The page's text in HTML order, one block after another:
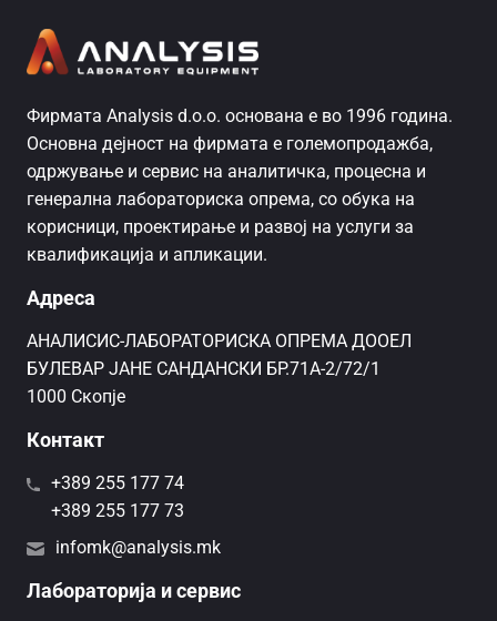
Фирмата Analysis d.o.o. основана е во 1996 година.
Основна дејност на фирмата е големопродажба,
одржување и сервис на аналитичка, процесна и
генерална лабораториска опрема, со обука на
корисници, проектирање и развој на услуги за
квалификација и апликации.
Адреса
AНАЛИСИС-ЛАБОРАТОРИСКА ОПРЕМА ДООЕЛ
БУЛЕВАР ЈАНЕ САНДАНСКИ БР.71А-2/72/1
1000 Скопје
Контакт
+389 255 177 74
+389 255 177 73
infomk@analysis.mk
Лабораторија и сервис